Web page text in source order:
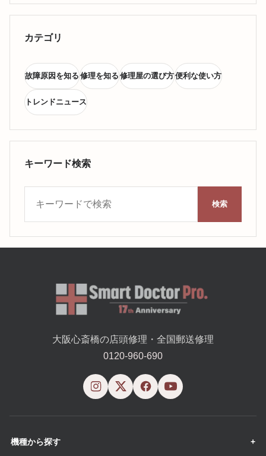
カテゴリ
故障原因を知る修理を知る修理屋の選び方便利な使い方
トレンドニュース
キーワード検索
検索
大阪心斎橋の店頭修理・全国郵送修理
0120-960-690
機種から探す